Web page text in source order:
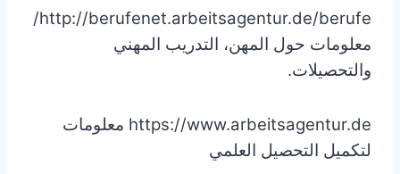
http://berufenet.arbeitsagentur.de/berufe/
معلومات حول المهن، التدريب المهني
والتحصيلات.
https://www.arbeitsagentur.de معلومات
لتكميل التحصيل العلمي